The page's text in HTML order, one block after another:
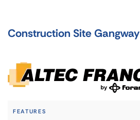
Construction Site Gangway
FEATURES